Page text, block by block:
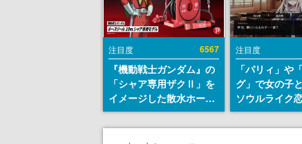
注目度 6567
『機動戦士ガンダム』の
「シャア専用ザクⅡ」を
イメージした散水ホース
リールが予約開始。本体
にはシャアのパーソナル
マークやジオン公国軍の
注目度
「パリィ」や
グ」で女の子
ソウルライク
『小早川さん
イク』無料公